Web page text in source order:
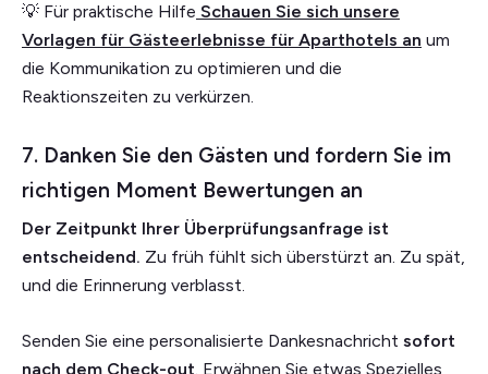
💡 Für praktische Hilfe Schauen Sie sich unsere
Vorlagen für Gästeerlebnisse für Aparthotels an um
die Kommunikation zu optimieren und die
Reaktionszeiten zu verkürzen.
7. Danken Sie den Gästen und fordern Sie im
richtigen Moment Bewertungen an
Der Zeitpunkt Ihrer Überprüfungsanfrage ist
entscheidend. Zu früh fühlt sich überstürzt an. Zu spät,
und die Erinnerung verblasst.
Senden Sie eine personalisierte Dankesnachricht sofort
nach dem Check-out. Erwähnen Sie etwas Spezielles